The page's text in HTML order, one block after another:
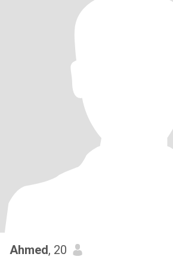
Ahmed, 20